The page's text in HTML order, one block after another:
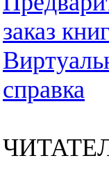
заказ
справка